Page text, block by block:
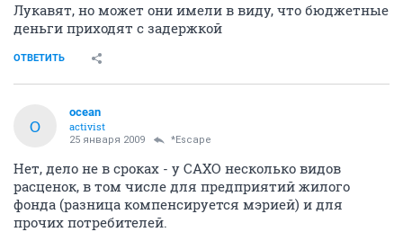
Лукавят, но может они имели в виду, что бюджетные
деньги приходят с задержкой
ОТВЕТИТЬ
O
ocean
activist
25 января 2009 *Escape
Нет, дело не в сроках - у САХО несколько видов
расценок, в том числе для предприятий жилого
фонда (разница компенсируется мэрией) и для
прочих потребителей.